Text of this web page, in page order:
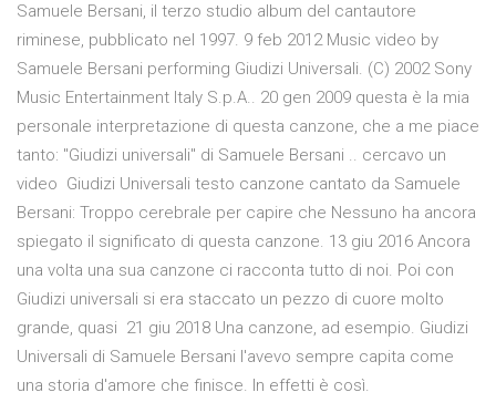
Samuele Bersani, il terzo studio album del cantautore
riminese, pubblicato nel 1997. 9 feb 2012 Music video by
Samuele Bersani performing Giudizi Universali. (C) 2002 Sony
Music Entertainment Italy S.p.A.. 20 gen 2009 questa è la mia
personale interpretazione di questa canzone, che a me piace
tanto: "Giudizi universali" di Samuele Bersani .. cercavo un
video Giudizi Universali testo canzone cantato da Samuele
Bersani: Troppo cerebrale per capire che Nessuno ha ancora
spiegato il significato di questa canzone. 13 giu 2016 Ancora
una volta una sua canzone ci racconta tutto di noi. Poi con
Giudizi universali si era staccato un pezzo di cuore molto
grande, quasi 21 giu 2018 Una canzone, ad esempio. Giudizi
Universali di Samuele Bersani l'avevo sempre capita come
una storia d'amore che finisce. In effetti è così.